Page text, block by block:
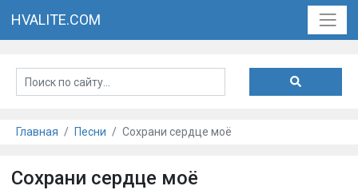
HVALITE.COM
Главная Песни Сохрани сердце моё
Сохрани сердце моё